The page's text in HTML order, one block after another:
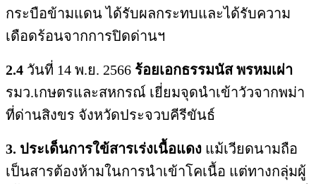
กระบือข้ามแดน ได้รับผลกระทบและได้รับความ
เดือดร้อนจากการปิดด่านฯ
2.4 วันที่ 14 พ.ย. 2566 ร้อยเอกธรรมนัส พรหมเผ่า
รมว.เกษตรและสหกรณ์ เยี่ยมจุดนำเข้าวัวจากพม่า
ที่ด่านสิงขร จังหวัดประจวบคีรีขันธ์
3. ประเด็นการใข้สารเร่งเนื้อแดง แม้เวียดนามถือ
เป็นสารต้องห้ามในการนำเข้าโคเนื้อ แต่ทางกลุ่มผู้